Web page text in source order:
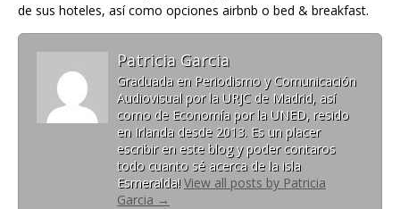
de sus hoteles, así como opciones airbnb o bed & breakfast.
Patricia Garcia
Graduada en Periodismo y Comunicación
Audiovisual por la URJC de Madrid, así
como de Economía por la UNED, resido
en Irlanda desde 2013. Es un placer
escribir en este blog y poder contaros
todo cuanto sé acerca de la isla
Esmeralda! View all posts by Patricia
Garcia →